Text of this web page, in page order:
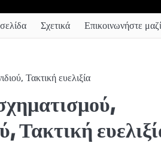
Σχετικά Επικοινωνήστε
Τακτική ευελιξία
Τακτική